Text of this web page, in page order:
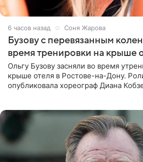
6 часов назад Соня Жарова
Бузову с перевязанным
время тренировки на крыше
Ольгу Бузову засняли во время
крыше отеля в Ростове-на-Дону.
опубликовала хореограф Диана